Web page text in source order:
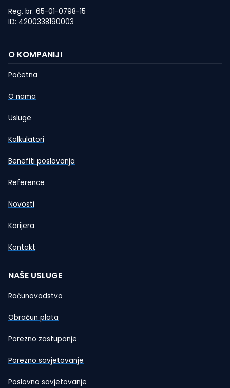
Reg. br. 65-01-0798-15
ID: 4200338190003
O KOMPANIJI
Početna
O nama
Usluge
Kalkulatori
Benefiti poslovanja
Reference
Novosti
Karijera
Kontakt
NAŠE USLUGE
Računovodstvo
Obračun plata
Porezno zastupanje
Porezno savjetovanje
Poslovno savjetovanje